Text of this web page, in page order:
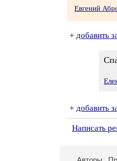
Евгений
+ добавить
+ добавить
Написать